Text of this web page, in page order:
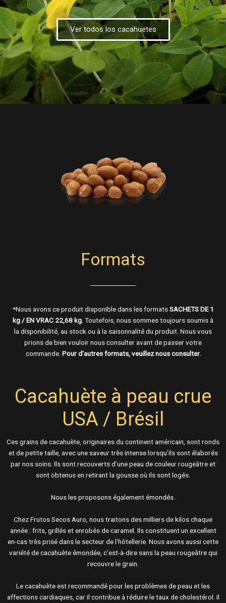
Ver todos los cacahuetes
Formats
*Nous avons ce produit disponible dans les formatsSACHETS DE 1
kg / EN VRAC 22,68 kg.Toutefois, nous sommes toujours soumis à
la disponibilité, au stock ou à la saisonnalité du produit. Nous vous
prions de bien vouloir nous consulter avant de passer votre
commande. Pour d’autres formats, veuillez nous consulter.
Cacahuète à peau crue
USA / Brésil
Ces grains de cacahuète, originaires du continent américain, sont ronds
et de petite taille, avec une saveur très intense lorsqu’ils sont élaborés
par nos soins. Ils sont recouverts d’une peau de couleur rougeâtre et
sont obtenus en retirant la gousse où ils sont logés.
Nous les proposons également émondés.
Chez Frutos Secos Auro, nous traitons des milliers de kilos chaque
année : frits, grillés et enrobés de caramel. Ils constituent un excellent
en-cas très prisé dans le secteur de l’hôtellerie. Nous avons aussi cette
variété de cacahuète émondée, c’est-à-dire sans la peau rougeâtre qui
recouvre le grain.
Le cacahuète est recommandé pour les problèmes de peau et les
affections cardiaques, car il contribue à réduire le taux de cholestérol. Il